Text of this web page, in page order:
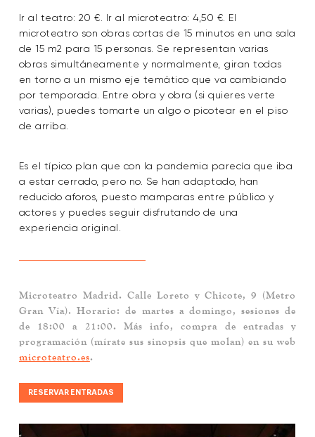
Ir al teatro: 20 €. Ir al microteatro: 4,50 €. El
microteatro son obras cortas de 15 minutos en una sala
de 15 m2 para 15 personas. Se representan varias
obras simultáneamente y normalmente, giran todas
en torno a un mismo eje temático que va cambiando
por temporada. Entre obra y obra (si quieres verte
varias), puedes tomarte un algo o picotear en el piso
de arriba.
Es el típico plan que con la pandemia parecía que iba
a estar cerrado, pero no. Se han adaptado, han
reducido aforos, puesto mamparas entre público y
actores y puedes seguir disfrutando de una
experiencia original.
Microteatro Madrid. Calle Loreto y Chicote, 9 (Metro
Gran Vía). Horario: de martes a domingo, sesiones de
de 18:00 a 21:00. Más info, compra de entradas y
programación (mírate sus sinopsis que molan) en su web
microteatro.es.
RESERVAR ENTRADAS